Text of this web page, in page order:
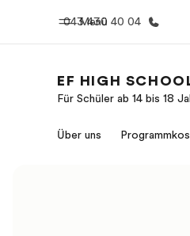
Menü
043 430 40 04
Willkommen bei
EF HIGH
Für Schüler ab 14 bis 18
Über uns